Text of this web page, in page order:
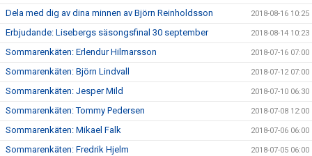
Dela med dig av dina minnen av Björn Reinholdsson 2018-08-16 10:25
Erbjudande: Lisebergs säsongsfinal 30 september 2018-08-14 10:23
Sommarenkäten: Erlendur Hilmarsson 2018-07-16 07:00
Sommarenkäten: Björn Lindvall 2018-07-12 07:00
Sommarenkäten: Jesper Mild 2018-07-10 06:30
Sommarenkäten: Tommy Pedersen 2018-07-08 12:00
Sommarenkäten: Mikael Falk 2018-07-06 06:00
Sommarenkäten: Fredrik Hjelm 2018-07-05 06:00